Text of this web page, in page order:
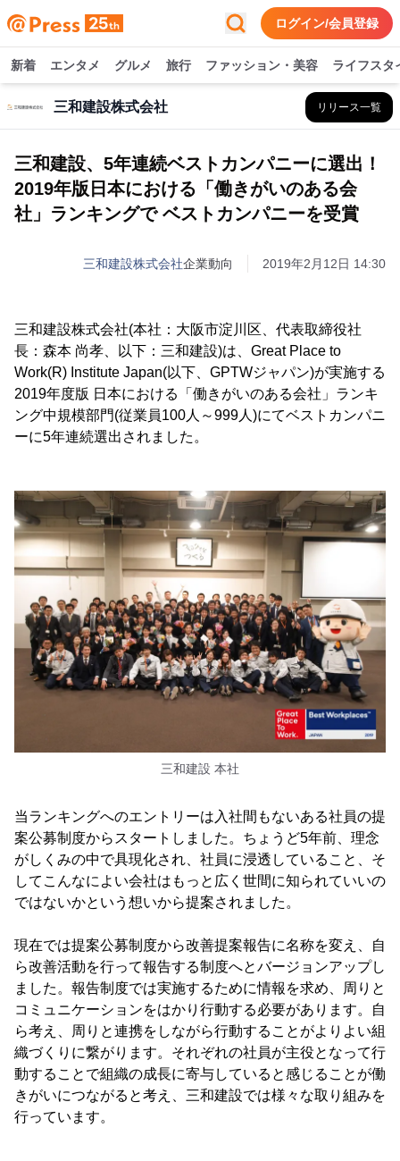
ログイン/会員登録
新着 エンタメ グルメ 旅行 ファッション・美容 ライフスタ
三和建設株式会社 リリース一覧
三和建設、5年連続ベストカンパニーに選出！
2019年版日本における「働きがいのある会
社」ランキングで ベストカンパニーを受賞
三和建設株式会社企業動向 2019年2月12日 14:30
三和建設株式会社(本社：大阪市淀川区、代表取締役社
長：森本 尚孝、以下：三和建設)は、Great Place to
Work(R) Institute Japan(以下、GPTWジャパン)が実施する
2019年度版 日本における「働きがいのある会社」ランキ
ング中規模部門(従業員100人～999人)にてベストカンパニ
ーに5年連続選出されました。
三和建設 本社
当ランキングへのエントリーは入社間もないある社員の提
案公募制度からスタートしました。ちょうど5年前、理念
がしくみの中で具現化され、社員に浸透していること、そ
してこんなによい会社はもっと広く世間に知られていいの
ではないかという想いから提案されました。
現在では提案公募制度から改善提案報告に名称を変え、自
ら改善活動を行って報告する制度へとバージョンアップし
ました。報告制度では実施するために情報を求め、周りと
コミュニケーションをはかり行動する必要があります。自
ら考え、周りと連携をしながら行動することがよりよい組
織づくりに繋がります。それぞれの社員が主役となって行
動することで組織の成長に寄与していると感じることが働
きがいにつながると考え、三和建設では様々な取り組みを
行っています。